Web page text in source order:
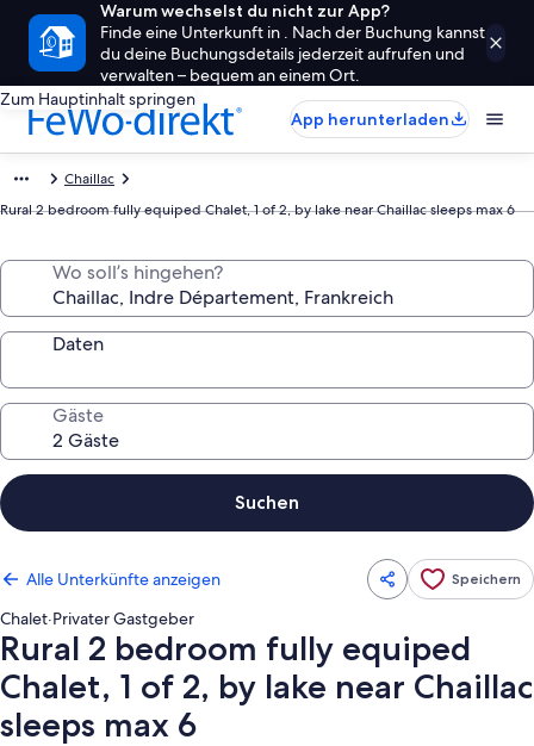
Warum wechselst du nicht zur App?
Finde eine Unterkunft in . Nach der Buchung kannst
du deine Buchungsdetails jederzeit aufrufen und
verwalten – bequem an einem Ort.
Zum Hauptinhalt springen
App herunterladen
Chaillac
Rural 2 bedroom fully equiped Chalet, 1 of 2, by lake near Chaillac sleeps max 6
Wo soll’s hingehen?
Daten
Gäste
Suchen
Alle Unterkünfte anzeigen Speichern
Chalet·Privater Gastgeber
Rural 2 bedroom fully equiped
Chalet, 1 of 2, by lake near Chaillac
sleeps max 6